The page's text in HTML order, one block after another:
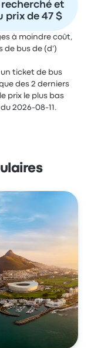
et
prix de 47 $
à moindre coût,
de bus de (d')
un ticket de bus
des 2 derniers
prix le plus bas
2026-08-11.